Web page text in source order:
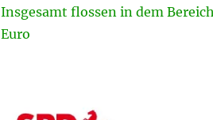
Insgesamt flossen in dem
Euro